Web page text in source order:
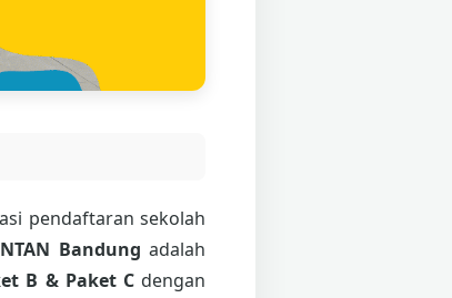
pendaftaran sekolah
Bandung adalah
B & Paket Cdengan